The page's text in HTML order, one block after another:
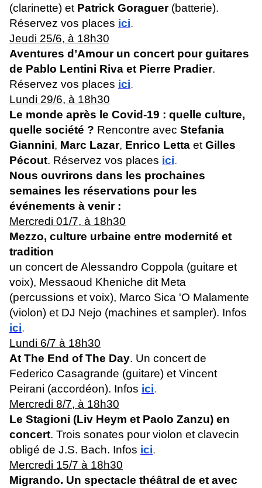
(clarinette) et Patrick Goraguer(batterie).
Réservez vos places ici.
Jeudi 25/6, à 18h30
Aventures d’Amour un concert pour guitares
de Pablo Lentini Riva et Pierre Pradier.
Réservez vos places ici.
Lundi 29/6, à 18h30
Le monde après le Covid-19 : quelle culture,
quelle société ? Rencontre avec Stefania
Giannini, Marc Lazar, Enrico Letta et Gilles
Pécout. Réservez vos places ici.
Nous ouvrirons dans les prochaines
semaines les réservations pour les
événements à venir :
Mercredi 01/7, à 18h30
Mezzo, culture urbaine entre modernité et
tradition
un concert de Alessandro Coppola (guitare et
voix), Messaoud Kheniche dit Meta
(percussions et voix), Marco Sica 'O Malamente
(violon) et DJ Nejo (machines et sampler). Infos
ici.
Lundi 6/7 à 18h30
At The End of The Day. Un concert de
Federico Casagrande (guitare) et Vincent
Peirani (accordéon). Infos ici.
Mercredi 8/7, à 18h30
Le Stagioni (Liv Heym et Paolo Zanzu) en
concert. Trois sonates pour violon et clavecin
obligé de J.S. Bach. Infos ici.
Mercredi 15/7 à 18h30
Migrando. Un spectacle théâtral de et avec